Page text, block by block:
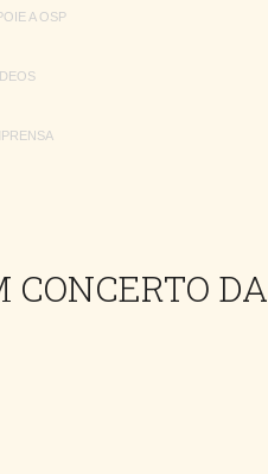
A OSP
DA